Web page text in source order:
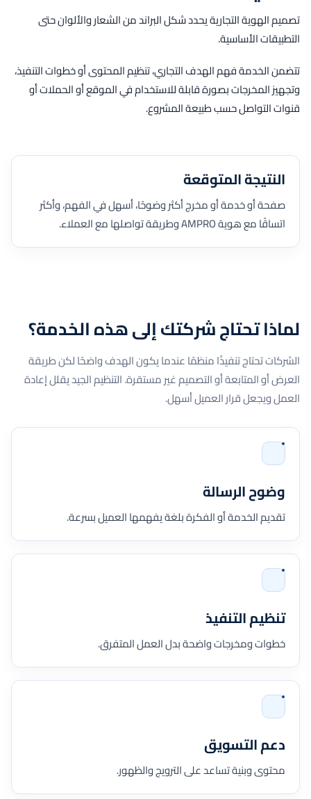
تصميم الهوية التجارية يحدد شكل البراند من الشعار والألوان حتى
التطبيقات الأساسية.
تتضمن الخدمة فهم الهدف التجاري، تنظيم المحتوى أو خطوات التنفيذ،
وتجهيز المخرجات بصورة قابلة للاستخدام في الموقع أو الحملات أو
قنوات التواصل حسب طبيعة المشروع.
النتيجة المتوقعة
صفحة أو خدمة أو مخرج أكثر وضوحًا، أسهل في الفهم، وأكثر
اتساقًا مع هوية AMPRO وطريقة تواصلها مع العملاء.
لماذا تحتاج شركتك إلى هذه الخدمة؟
الشركات تحتاج تنفيذًا منظمًا عندما يكون الهدف واضحًا لكن طريقة
العرض أو المتابعة أو التصميم غير مستقرة. التنظيم الجيد يقلل إعادة
العمل ويجعل قرار العميل أسهل.
وضوح الرسالة
تقديم الخدمة أو الفكرة بلغة يفهمها العميل بسرعة.
تنظيم التنفيذ
خطوات ومخرجات واضحة بدل العمل المتفرق.
دعم التسويق
محتوى وبنية تساعد على الترويج والظهور.